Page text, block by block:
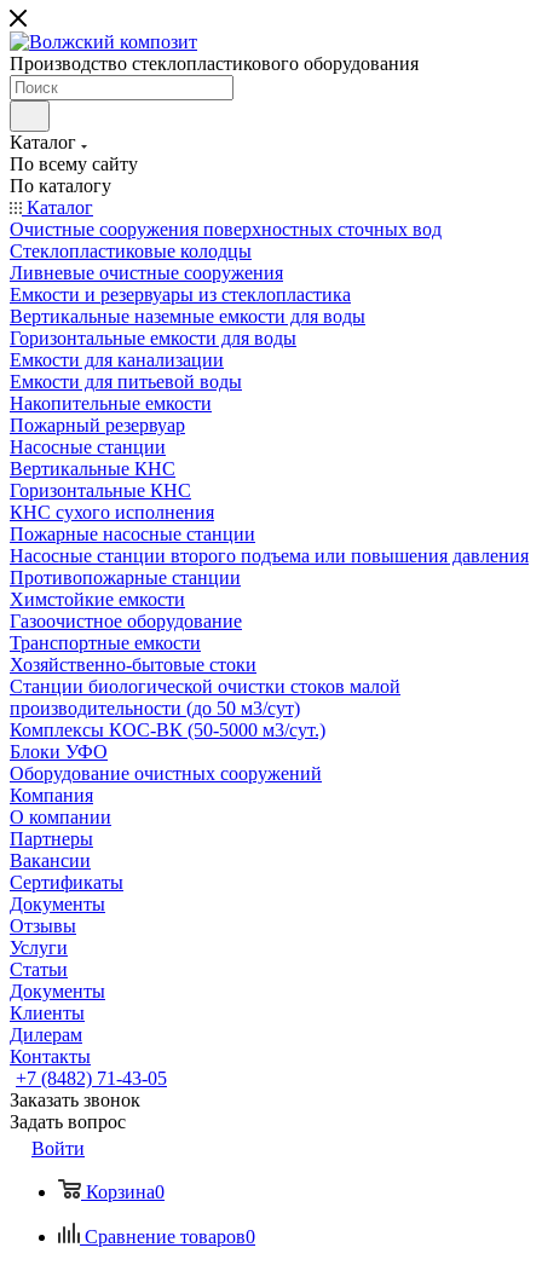
Производство стеклопластикового оборудования
Каталог
По всему сайту
По каталогу
Каталог
Очистные сооружения поверхностных сточных вод
Стеклопластиковые колодцы
Ливневые очистные сооружения
Емкости и резервуары из стеклопластика
Вертикальные наземные емкости для воды
Горизонтальные емкости для воды
Емкости для канализации
Емкости для питьевой воды
Накопительные емкости
Пожарный резервуар
Насосные станции
Вертикальные КНС
Горизонтальные КНС
КНС сухого исполнения
Пожарные насосные станции
Насосные cтанции второго подъема или повышения давления
Противопожарные станции
Химстойкие емкости
Газоочистное оборудование
Транспортные емкости
Хозяйственно-бытовые стоки
Станции биологической очистки стоков малой
производительности (до 50 м3/сут)
Комплексы КОС-ВК (50-5000 м3/сут.)
Блоки УФО
Оборудование очистных сооружений
Компания
О компании
Партнеры
Вакансии
Сертификаты
Документы
Отзывы
Услуги
Статьи
Документы
Клиенты
Дилерам
Контакты
+7 (8482) 71-43-05
Заказать звонок
Задать вопрос
Войти
Корзина0
Сравнение товаров0